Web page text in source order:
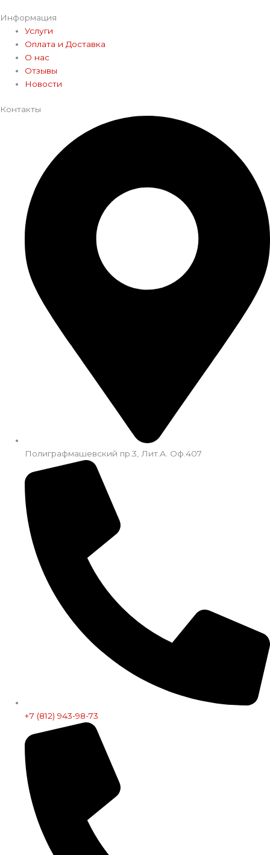
Информация
Услуги
Оплата и Доставка
О нас
Отзывы
Новости
Контакты
Полиграфмашевский пр.3, Лит.А. Оф.407
+7 (812) 943-98-73